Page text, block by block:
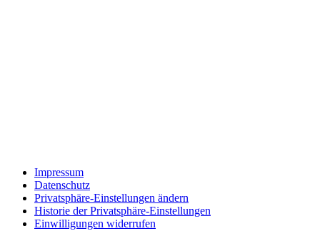
Impressum
Datenschutz
Privatsphäre-Einstellungen ändern
Historie der Privatsphäre-Einstellungen
Einwilligungen widerrufen